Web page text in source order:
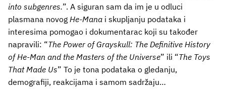
into subgenres.”. A siguran sam da im je u odluci
plasmana novog He-Mana i skupljanju podataka i
interesima pomogao i dokumentarac koji su također
napravili: “The Power of Grayskull: The Definitive History
of He-Man and the Masters of the Universe” ili “The Toys
That Made Us” To je tona podataka o gledanju,
demografiji, reakcijama i samom sadržaju…